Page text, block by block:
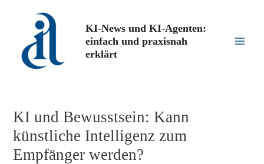
springen
KI-News und KI-Agenten:
einfach und praxisnah
erklärt
KI und Bewusstsein: Kann
künstliche Intelligenz zum
Empfänger werden?